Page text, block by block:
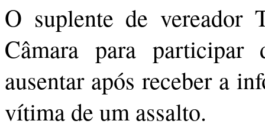
O suplente de vereador
Câmara para
ausentar após receber a
vítima de um assalto.